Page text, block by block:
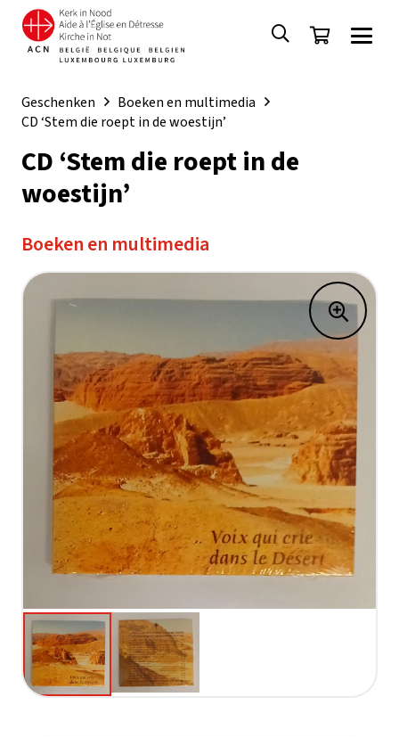
Geschenken
Boeken en multimedia
CD ‘Stem die roept in de woestijn’
CD ‘Stem die roept in de
woestijn’
Boeken en multimedia